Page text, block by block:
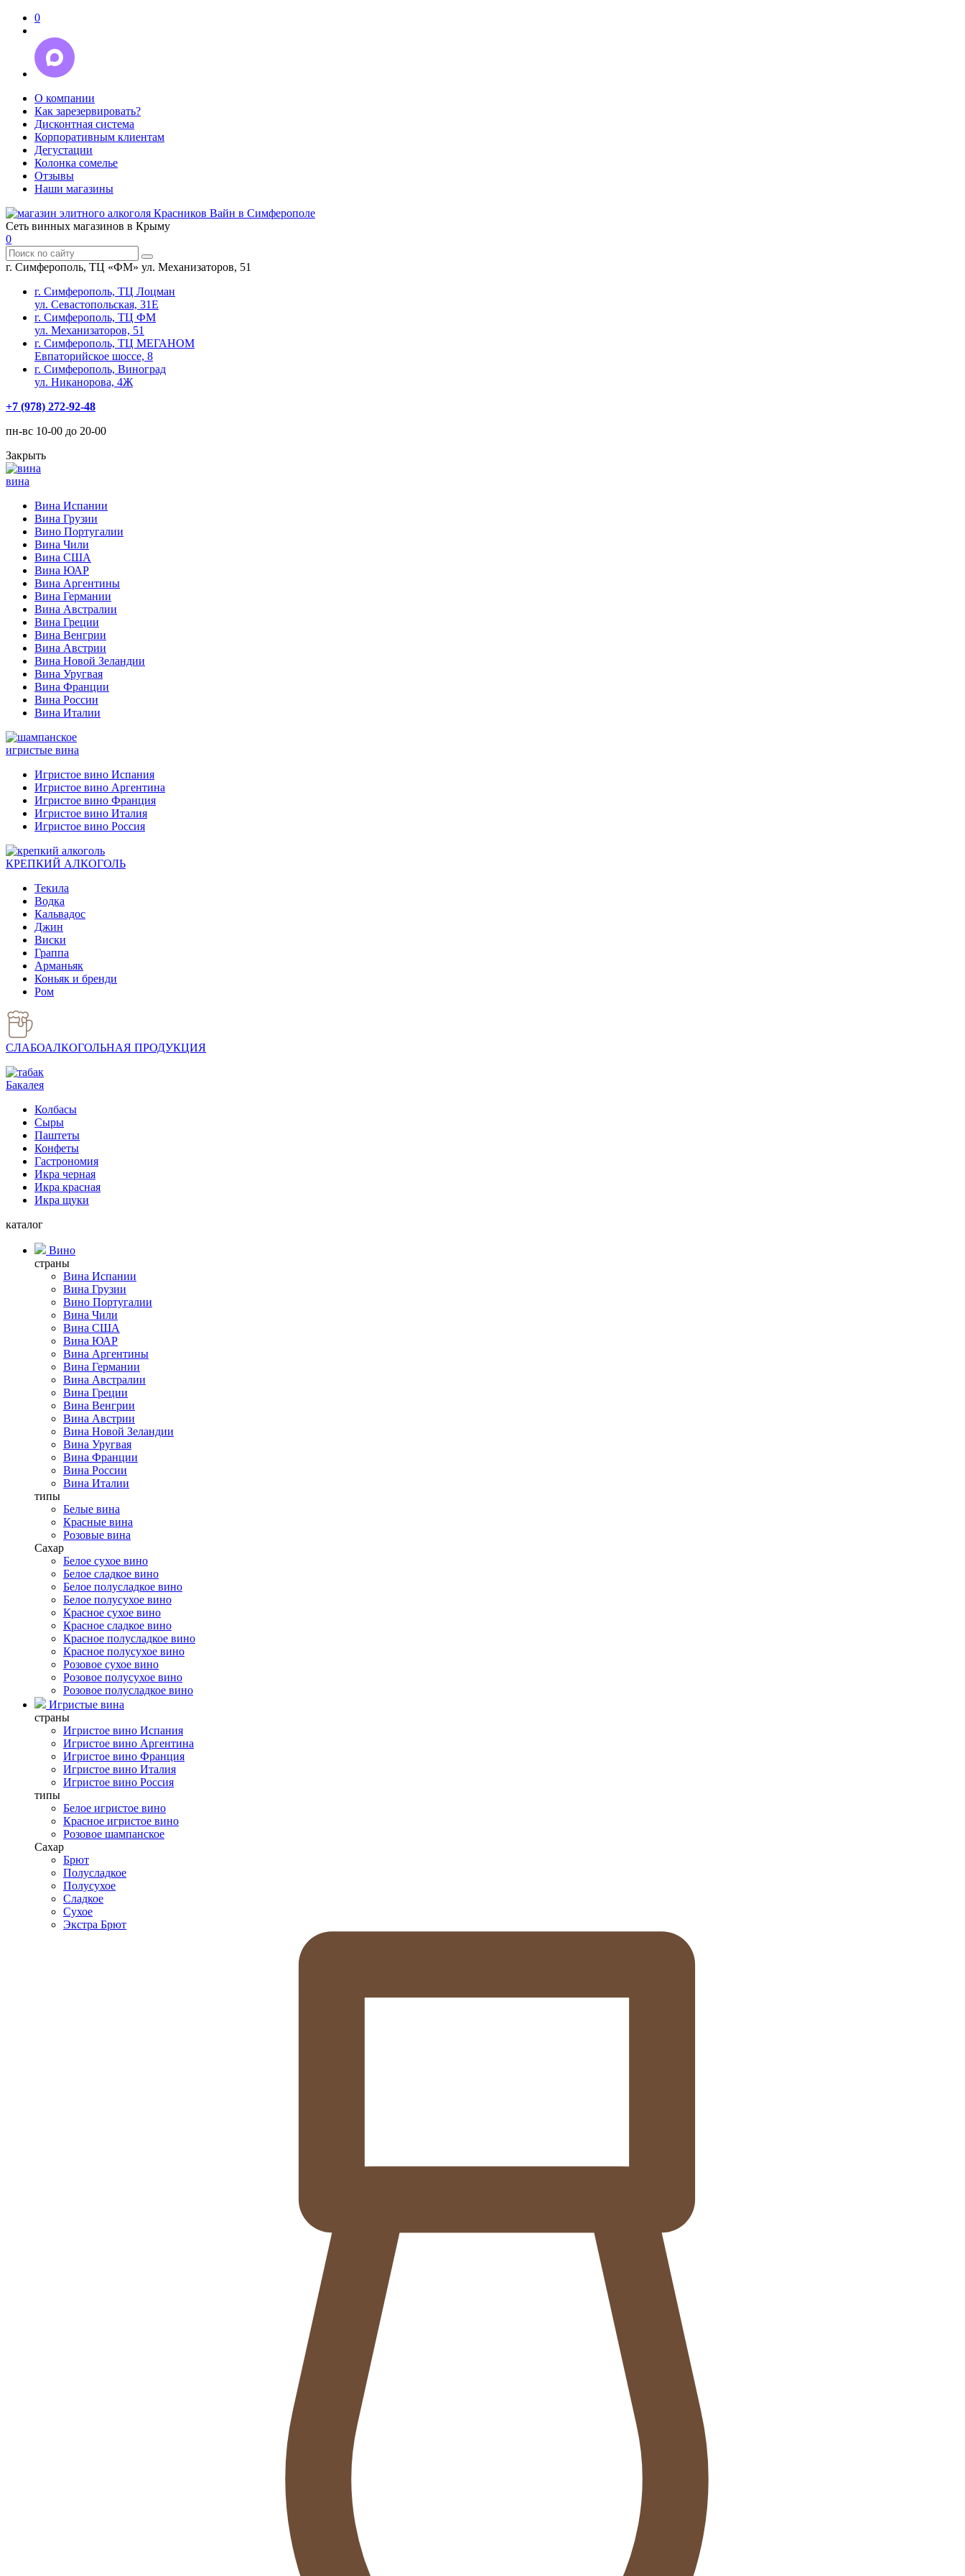
0
О компании
Как зарезервировать?
Дисконтная система
Корпоративным клиентам
Дегустации
Колонка сомелье
Отзывы
Наши магазины
Сеть винных магазинов в Крыму
0
г. Симферополь, ТЦ «ФМ» ул. Механизаторов, 51
г. Симферополь, ТЦ Лоцман
ул. Севастопольская, 31Е
г. Симферополь, ТЦ ФМ
ул. Механизаторов, 51
г. Симферополь, ТЦ МЕГАНОМ
Евпаторийское шоссе, 8
г. Симферополь, Виноград
ул. Никанорова, 4Ж
+7 (978) 272-92-48
пн-вс 10-00 до 20-00
Закрыть
вина
Вина Испании
Вина Грузии
Вино Португалии
Вина Чили
Вина США
Вина ЮАР
Вина Аргентины
Вина Германии
Вина Австралии
Вина Греции
Вина Венгрии
Вина Австрии
Вина Новой Зеландии
Вина Уругвая
Вина Франции
Вина России
Вина Италии
игристые вина
Игристое вино Испания
Игристое вино Аргентина
Игристое вино Франция
Игристое вино Италия
Игристое вино Россия
КРЕПКИЙ АЛКОГОЛЬ
Текила
Водка
Кальвадос
Джин
Виски
Граппа
Арманьяк
Коньяк и бренди
Ром
СЛАБОАЛКОГОЛЬНАЯ ПРОДУКЦИЯ
Бакалея
Колбасы
Сыры
Паштеты
Конфеты
Гастрономия
Икра черная
Икра красная
Икра щуки
каталог
Вино
страны
Вина Испании
Вина Грузии
Вино Португалии
Вина Чили
Вина США
Вина ЮАР
Вина Аргентины
Вина Германии
Вина Австралии
Вина Греции
Вина Венгрии
Вина Австрии
Вина Новой Зеландии
Вина Уругвая
Вина Франции
Вина России
Вина Италии
типы
Белые вина
Красные вина
Розовые вина
Сахар
Белое сухое вино
Белое сладкое вино
Белое полусладкое вино
Белое полусухое вино
Красное сухое вино
Красное сладкое вино
Красное полусладкое вино
Красное полусухое вино
Розовое сухое вино
Розовое полусухое вино
Розовое полусладкое вино
Игристые вина
страны
Игристое вино Испания
Игристое вино Аргентина
Игристое вино Франция
Игристое вино Италия
Игристое вино Россия
типы
Белое игристое вино
Красное игристое вино
Розовое шампанское
Сахар
Брют
Полусладкое
Полусухое
Сладкое
Сухое
Экстра Брют